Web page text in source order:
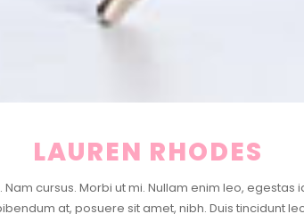
LAUREN RHODES
cursus. Morbi ut mi. Nullam enim leo,
at, posuere sit amet, nibh. Duis tincidunt